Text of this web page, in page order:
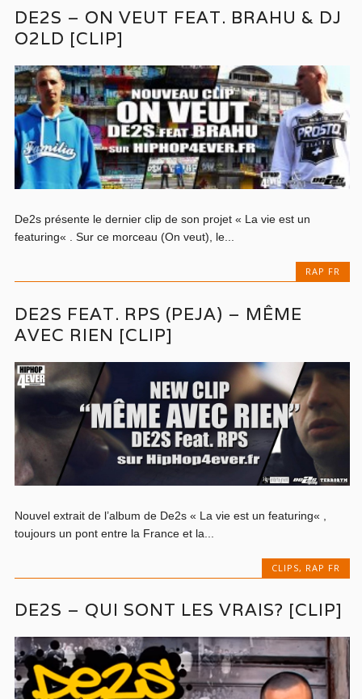
DE2S – ON VEUT FEAT. BRAHU & DJ
O2LD [CLIP]
De2s présente le dernier clip de son projet « La vie est un
featuring« . Sur ce morceau (On veut), le...
RAP FR
DE2S FEAT. RPS (PEJA) – MÊME
AVEC RIEN [CLIP]
Nouvel extrait de l’album de De2s « La vie est un featuring« ,
toujours un pont entre la France et la...
CLIPS, RAP FR
DE2S – QUI SONT LES VRAIS? [CLIP]